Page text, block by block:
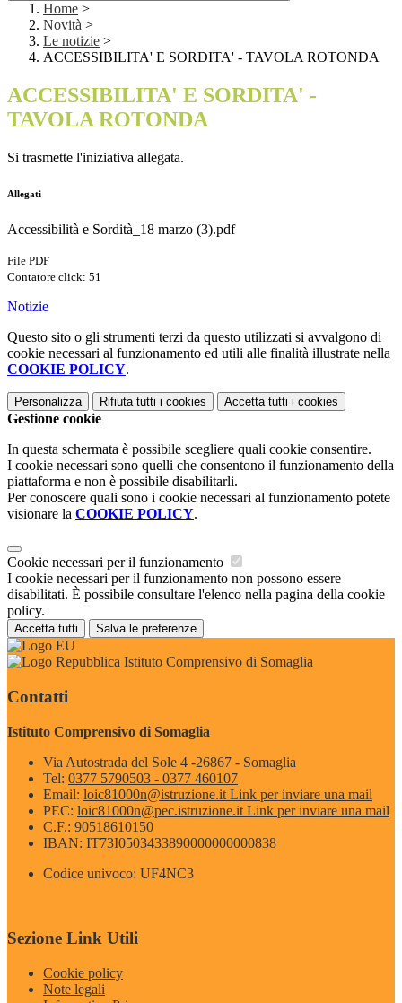
Home >
Novità >
Le notizie >
ACCESSIBILITA' E SORDITA' - TAVOLA ROTONDA
ACCESSIBILITA' E SORDITA' -
TAVOLA ROTONDA
Si trasmette l'iniziativa allegata.
Allegati
Accessibilità e Sordità_18 marzo (3).pdf
File PDF
Contatore click: 51
Notizie
Questo sito o gli strumenti terzi da questo utilizzati si avvalgono di
cookie necessari al funzionamento ed utili alle finalità illustrate nella
COOKIE POLICY.
Personalizza Rifiuta tutti i cookies Accetta tutti i cookies
Gestione cookie
In questa schermata è possibile scegliere quali cookie consentire.
I cookie necessari sono quelli che consentono il funzionamento della
piattaforma e non è possibile disabilitarli.
Per conoscere quali sono i cookie necessari al funzionamento potete
visionare la COOKIE POLICY.
Cookie necessari per il funzionamento
I cookie necessari per il funzionamento non possono essere
disabilitati. È possibile consultare l'elenco nella pagina della cookie
policy.
Accetta tutti Salva le preferenze
Istituto Comprensivo di Somaglia
Contatti
Istituto Comprensivo di Somaglia
Via Autostrada del Sole 4 -26867 - Somaglia
Tel: 0377 5790503 - 0377 460107
Email: loic81000n@istruzione.it Link per inviare una mail
PEC: loic81000n@pec.istruzione.it Link per inviare una mail
C.F.: 90518610150
IBAN: IT73I0503433890000000000838
Codice univoco: UF4NC3
Sezione Link Utili
Cookie policy
Note legali